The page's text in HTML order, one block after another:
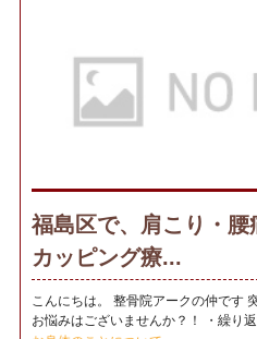
福島区で、肩こり・
カッピング療...
こんにちは。 整骨院アークの仲です
お悩みはございませんか？！ ・繰り